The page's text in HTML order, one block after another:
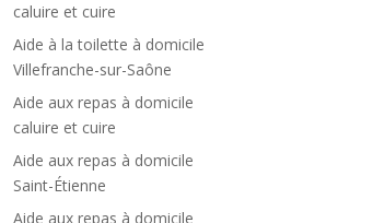
caluire et cuire
Aide à la toilette à domicile
Villefranche-sur-Saône
Aide aux repas à domicile
caluire et cuire
Aide aux repas à domicile
Saint-Étienne
Aide aux repas à domicile